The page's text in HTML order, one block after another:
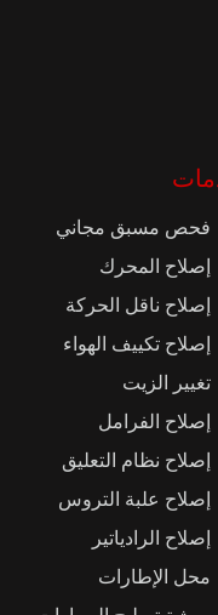
فحص مسبق مجاني
إصلاح المحرك
إصلاح ناقل الحركة
إصلاح تكييف الهواء
تغيير الزيت
إصلاح الفرامل
إصلاح نظام التعليق
إصلاح علبة التروس
إصلاح الرادياتير
محل الإطارات